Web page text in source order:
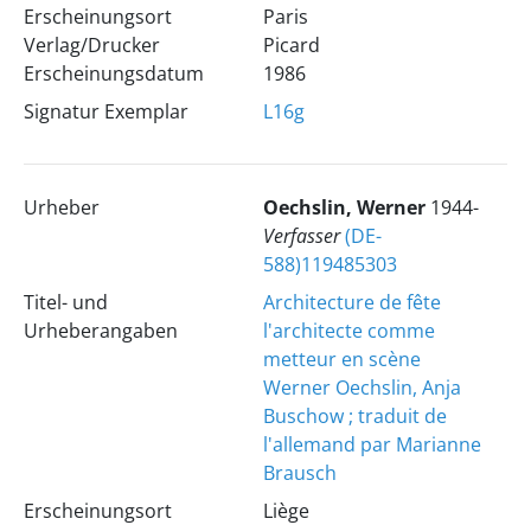
Erscheinungsort
Verlag/Drucker
Erscheinungsdatum
Paris
Picard
1986
Signatur Exemplar
L16g
Urheber Oechslin, Werner 1944-
Verfasser(DE-
588)119485303
Titel- und
Urheberangaben
Architecture de fête
l'architecte comme
metteur en scène
Werner Oechslin, Anja
Buschow ; traduit de
l'allemand par Marianne
Brausch
Erscheinungsort
Liège